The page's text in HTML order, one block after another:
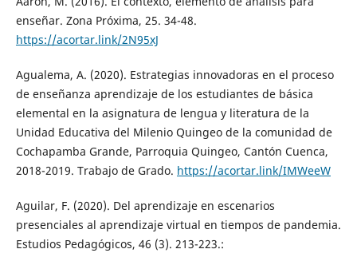
enseñar. Zona Próxima, 25. 34-48.
https://acortar.link/2N95xJ
Agualema, A. (2020). Estrategias innovadoras en el proceso
de enseñanza aprendizaje de los estudiantes de básica
elemental en la asignatura de lengua y literatura de la
Unidad Educativa del Milenio Quingeo de la comunidad de
Cochapamba Grande, Parroquia Quingeo, Cantón Cuenca,
2018-2019. Trabajo de Grado. https://acortar.link/IMWeeW
Aguilar, F. (2020). Del aprendizaje en escenarios
presenciales al aprendizaje virtual en tiempos de pandemia.
Estudios Pedagógicos, 46 (3). 213-223.: